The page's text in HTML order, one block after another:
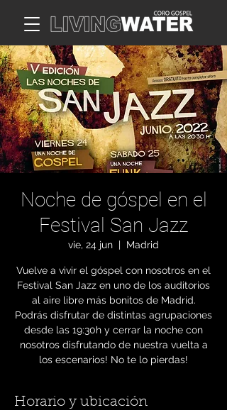
Noche de góspel en el
Festival San Jazz
vie, 24 jun
  |
Madrid
Vuelve a vivir el góspel con nosotros en el
Festival San Jazz en uno de los auditorios
al aire libre más bonitos de Madrid.
Podrás disfrutar de distintas agrupaciones
desde las 19:30h y cerrar la noche con
nosotros disfrutando de nuestra vuelta a
los escenarios! No te lo pierdas!
Horario y ubicación